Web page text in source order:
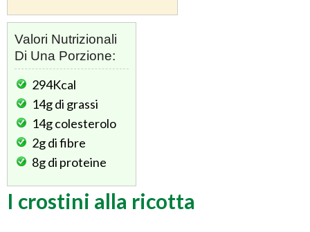
Valori Nutrizionali
Di Una Porzione:
294Kcal
14gdi grassi
14gcolesterolo
2gdi fibre
8gdi proteine
I crostini alla ricotta